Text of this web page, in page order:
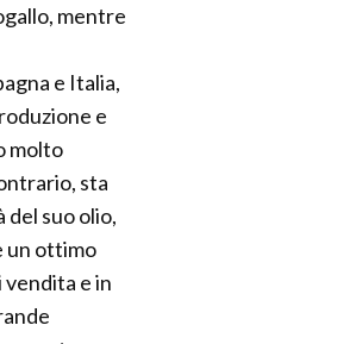
mentre
e Italia,
e
molto
sta
suo olio,
un ottimo
e in